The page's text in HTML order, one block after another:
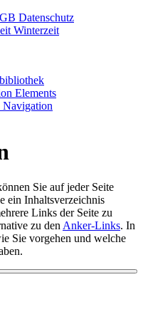
Datenschutz
Winterzeit
Elements
Navigation
Sie auf jeder Seite
ein Inhaltsverzeichnis
Links der Seite zu
zu den Anker-Links. In
Sie vorgehen und welche